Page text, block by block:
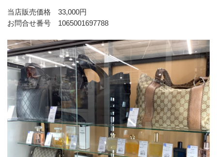
当店販売価格　33,000円
お問合せ番号 1065001697788